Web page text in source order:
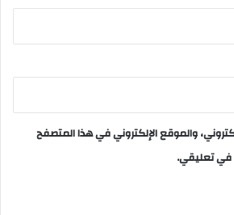
والموقع الإلكتروني في هذا المتصفح
في تعليقي.